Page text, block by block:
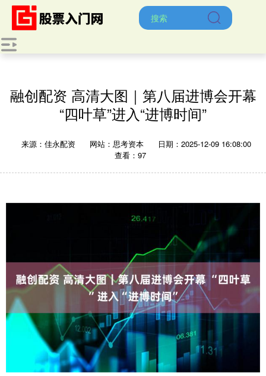
融创配资 高清大图｜第八届进博会开幕
“四叶草”进入“进博时间”
来源：佳永配资 网站：思考资本
日期：2025-12-09 16:08:00
查看：97